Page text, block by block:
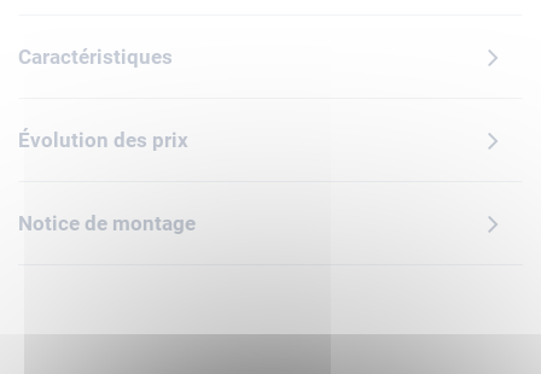
combat ninja.Retrouvez les personnages de la saison 1 de
et Samouraï X avec des accessoires, ainsi que le tout
premier Maître de la Foudre à collectionner, sur un support
LEGO NINJAGO inclut des robots, des dragons et des
temples pour des jeux riches en action ninja. L'appli LEGO
Caractéristiques
Évolution des prix
Notice de montage